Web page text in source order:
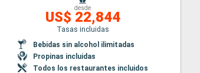
desde
US$ 22,844
Tasas incluidas
Bebidas sin alcohol ilimitadas
Propinas incluidas
Todos los restaurantes incluidos